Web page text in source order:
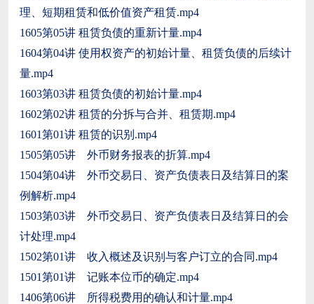
理、短期租赁和低价值资产租赁.mp4
1605第05讲 租赁负债的重新计量.mp4
1604第04讲 使用权资产的初始计量、租赁负债的后续计
量.mp4
1603第03讲 租赁负债的初始计量.mp4
1602第02讲 租赁的分拆与合并、租赁期.mp4
1601第01讲 租赁的识别.mp4
1505第05讲 外币财务报表的折算.mp4
1504第04讲 外币交易日、资产负债表日及结算日的案
例解析.mp4
1503第03讲 外币交易日、资产负债表日及结算日的会
计处理.mp4
1502第01讲 收入概述及识别与客户订立的合同.mp4
1501第01讲 记账本位币的确定.mp4
1406第06讲 所得税费用的确认和计量.mp4